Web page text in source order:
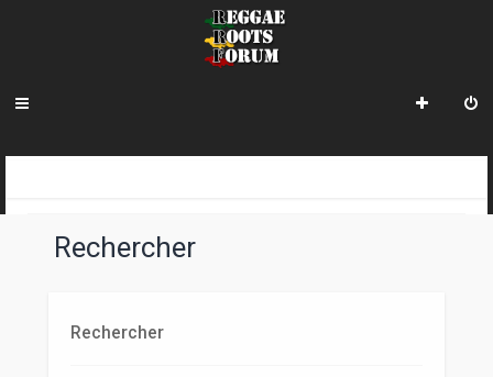
Rechercher
Rechercher